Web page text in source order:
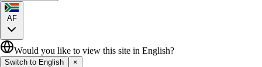
AF
Would you like to view this site in English?
Switch to English ×